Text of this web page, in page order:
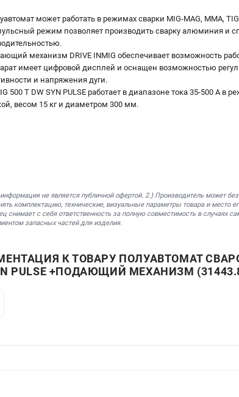
может работать в режимах сварки MIG-MAG, MMA,
режим позволяет производить сварку алюминия и
механизм DRIVE INMIG обеспечивает возможность
имеет цифровой дисплей и оснащен возможностью
и напряжения дуги.
500 T DW SYN PULSE работает в диапазоне тока 35-500 А
весом 15 кг и диаметром 300 мм.
не является публичной офертой. 2.) Производитель может
комплектацию, технические, визуальные параметры товара и место
снимает с себя ответственность за полную совместимость в случаях
запасных частей для изделия.
К ТОВАРУ ПОЛУАВТОМАТ
PULSE +ПОДАЮЩИЙ МЕХАНИЗМ